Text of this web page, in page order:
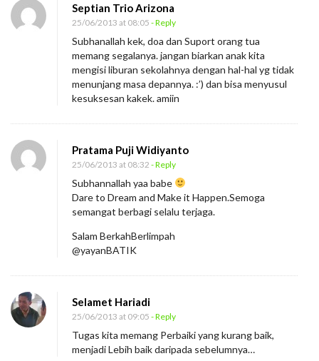
Septian Trio Arizona
25/06/2013 at 08:05 - Reply
Subhanallah kek, doa dan Suport orang tua
memang segalanya. jangan biarkan anak kita
mengisi liburan sekolahnya dengan hal-hal yg tidak
menunjang masa depannya. :’) dan bisa menyusul
kesuksesan kakek. amiin
Pratama Puji Widiyanto
25/06/2013 at 08:32 - Reply
Subhannallah yaa babe
Dare to Dream and Make it Happen.Semoga
semangat berbagi selalu terjaga.
Salam BerkahBerlimpah
@yayanBATIK
Selamet Hariadi
25/06/2013 at 09:05 - Reply
Tugas kita memang Perbaiki yang kurang baik,
menjadi Lebih baik daripada sebelumnya…